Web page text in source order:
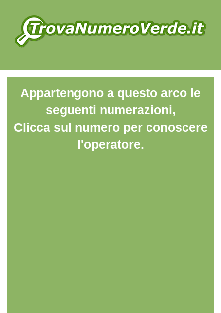
Appartengono a questo arco le
seguenti numerazioni,
Clicca sul numero per conoscere
l'operatore.